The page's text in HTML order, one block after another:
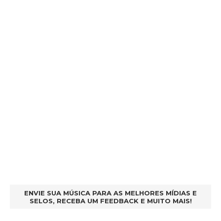
ENVIE SUA MÚSICA PARA AS MELHORES MÍDIAS E
SELOS, RECEBA UM FEEDBACK E MUITO MAIS!